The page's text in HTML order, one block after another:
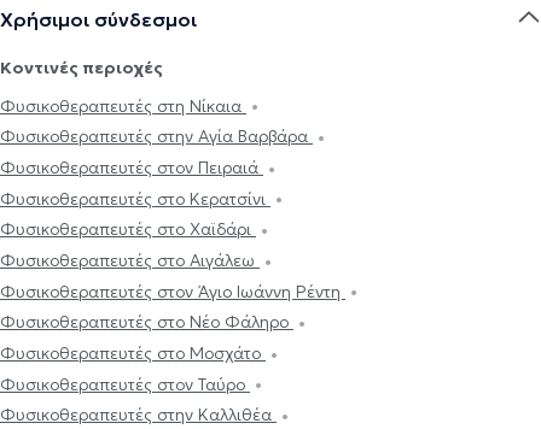
Χρήσιμοι σύνδεσμοι
Κοντινές περιοχές
Φυσικοθεραπευτές στη Νίκαια
Φυσικοθεραπευτές στην Αγία Βαρβάρα
Φυσικοθεραπευτές στον Πειραιά
Φυσικοθεραπευτές στο Κερατσίνι
Φυσικοθεραπευτές στο Χαϊδάρι
Φυσικοθεραπευτές στο Αιγάλεω
Φυσικοθεραπευτές στον Άγιο Ιωάννη Ρέντη
Φυσικοθεραπευτές στο Νέο Φάληρο
Φυσικοθεραπευτές στο Μοσχάτο
Φυσικοθεραπευτές στον Ταύρο
Φυσικοθεραπευτές στην Καλλιθέα